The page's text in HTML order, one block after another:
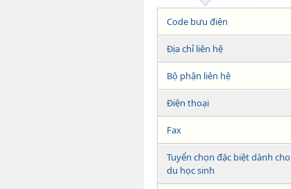
Code bưu điện
Địa chỉ liên hệ
Bộ phận liên hệ
Điện thoại
Fax
Tuyển chọn đặc biệt dành cho
du học sinh